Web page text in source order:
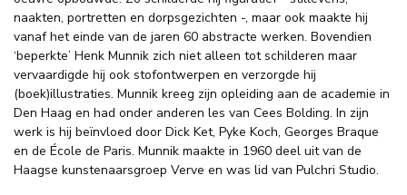
naakten, portretten en dorpsgezichten -, maar ook maakte hij
vanaf het einde van de jaren 60 abstracte werken. Bovendien
‘beperkte’ Henk Munnik zich niet alleen tot schilderen maar
vervaardigde hij ook stofontwerpen en verzorgde hij
(boek)illustraties. Munnik kreeg zijn opleiding aan de academie in
Den Haag en had onder anderen les van Cees Bolding. In zijn
werk is hij beïnvloed door Dick Ket, Pyke Koch, Georges Braque
en de École de Paris. Munnik maakte in 1960 deel uit van de
Haagse kunstenaarsgroep Verve en was lid van Pulchri Studio.